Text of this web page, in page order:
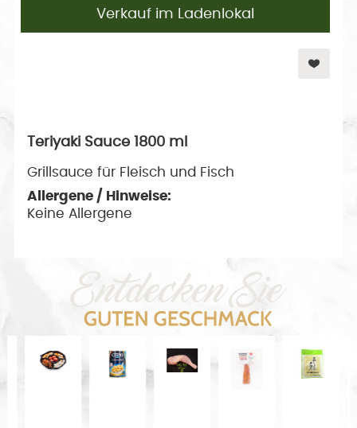
Verkauf im Ladenlokal
Teriyaki Sauce 1800 ml
Grillsauce für Fleisch und Fisch
Allergene / Hinweise:
Keine Allergene